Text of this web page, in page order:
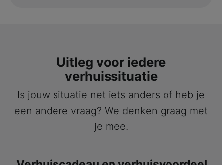
Uitleg voor iedere
verhuissituatie
Is jouw situatie net iets anders of heb je
een andere vraag? We denken graag met
je mee.